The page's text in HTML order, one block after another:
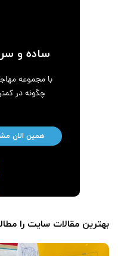
ساده و
با مجموعه
چگونه در
همین الان
بهترین مقالات سایت را